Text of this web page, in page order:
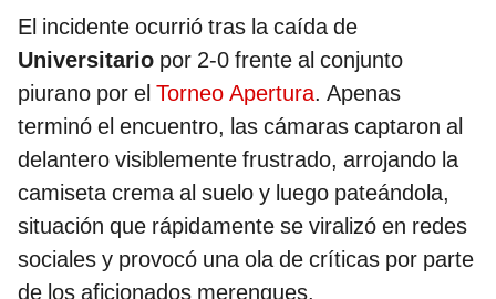
El incidente ocurrió tras la caída de
Universitario por 2-0 frente al conjunto
piurano por el Torneo Apertura. Apenas
terminó el encuentro, las cámaras captaron al
delantero visiblemente frustrado, arrojando la
camiseta crema al suelo y luego pateándola,
situación que rápidamente se viralizó en redes
sociales y provocó una ola de críticas por parte
de los aficionados merengues.